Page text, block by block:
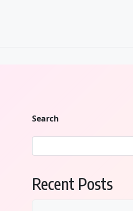
Search
Recent Posts